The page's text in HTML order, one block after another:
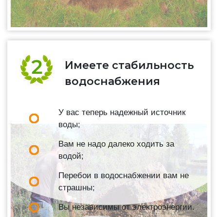
Имеете стабильность
водоснабжения
У вас теперь надежный источник
воды;
Вам не надо далеко ходить за
водой;
Перебои в водоснабжении вам не
страшны;
Вы независимы от электроэнергии.